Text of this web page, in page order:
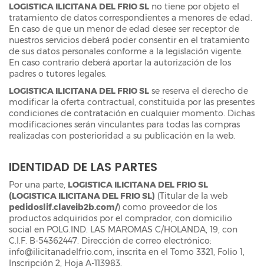
LOGISTICA ILICITANA DEL FRIO SL no tiene por objeto el
tratamiento de datos correspondientes a menores de edad.
En caso de que un menor de edad desee ser receptor de
nuestros servicios deberá poder consentir en el tratamiento
de sus datos personales conforme a la legislación vigente.
En caso contrario deberá aportar la autorización de los
padres o tutores legales.
LOGISTICA ILICITANA DEL FRIO SL se reserva el derecho de
modificar la oferta contractual, constituida por las presentes
condiciones de contratación en cualquier momento. Dichas
modificaciones serán vinculantes para todas las compras
realizadas con posterioridad a su publicación en la web.
IDENTIDAD DE LAS PARTES
Por una parte, LOGISTICA ILICITANA DEL FRIO SL
(LOGISTICA ILICITANA DEL FRIO SL) (Titular de la web
pedidoslif.claveib2b.com/) como proveedor de los
productos adquiridos por el comprador, con domicilio
social en POLG.IND. LAS MAROMAS C/HOLANDA, 19, con
C.I.F. B-54362447. Dirección de correo electrónico:
info@ilicitanadelfrio.com, inscrita en el Tomo 3321, Folio 1,
Inscripción 2, Hoja A-113983.